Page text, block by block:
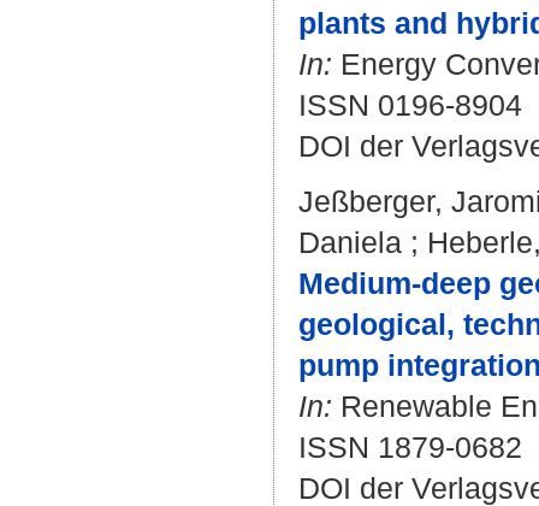
plants and
In: Energy
ISSN 0196-8904
DOI der
Jeßberger,
Daniela ;
Medium-deep
geological,
pump
In: Renewable
ISSN 1879-0682
DOI der